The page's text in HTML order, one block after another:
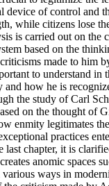
device of control and
while citizens lose
is carried out on the
based on the
made to him
to understand in
and how he is
the study of Carl
on the thought of
enmity legitimates
practices
last chapter, it is
anomic spaces
ways in